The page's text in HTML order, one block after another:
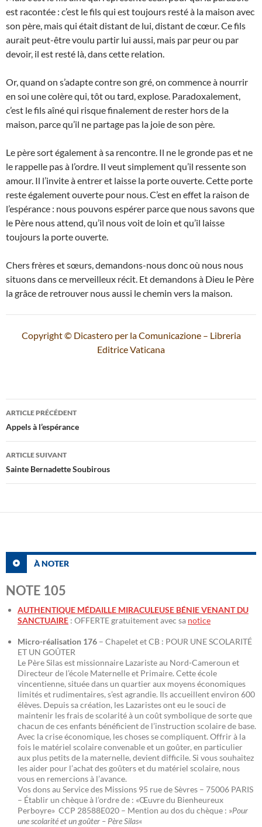
est racontée : c’est le fils qui est toujours resté à la maison avec
son père, mais qui était distant de lui, distant de cœur. Ce fils
aurait peut-être voulu partir lui aussi, mais par peur ou par
devoir, il est resté là, dans cette relation.
Or, quand on s’adapte contre son gré, on commence à nourrir
en soi une colère qui, tôt ou tard, explose. Paradoxalement,
c’est le fils aîné qui risque finalement de rester hors de la
maison, parce qu’il ne partage pas la joie de son père.
Le père sort également à sa rencontre. Il ne le gronde pas et ne
le rappelle pas à l’ordre. Il veut simplement qu’il ressente son
amour. Il l’invite à entrer et laisse la porte ouverte. Cette porte
reste également ouverte pour nous. C’est en effet la raison de
l’espérance : nous pouvons espérer parce que nous savons que
le Père nous attend, qu’il nous voit de loin et qu’il laisse
toujours la porte ouverte.
Chers frères et sœurs, demandons-nous donc où nous nous
situons dans ce merveilleux récit. Et demandons à Dieu le Père
la grâce de retrouver nous aussi le chemin vers la maison.
Copyright © Dicastero per la Comunicazione – Libreria
Editrice Vaticana
Navigation
des
articles
ARTICLE PRÉCÉDENT
Appels à l’espérance
ARTICLE SUIVANT
Sainte Bernadette Soubirous
À NOTER
NOTE 105
AUTHENTIQUE MÉDAILLE MIRACULEUSE BÉNIE VENANT DU
SANCTUAIRE : OFFERTE gratuitement avec sa notice
Micro-réalisation 176 – Chapelet et CB : POUR UNE SCOLARITÉ
ET UN GOÛTER
Le Père Silas est missionnaire Lazariste au Nord-Cameroun et
Directeur de l’école Maternelle et Primaire. Cette école
vincentienne, située dans un quartier aux moyens économiques
limités et rudimentaires, s’est agrandie. Ils accueillent environ 600
élèves. Depuis sa création, les Lazaristes ont eu le souci de
maintenir les frais de scolarité à un coût symbolique de sorte que
chacun de ces enfants bénéficient de l’instruction scolaire de base.
Avec la crise économique, les choses se compliquent. Offrir à la
fois le matériel scolaire convenable et un goûter, en particulier
aux plus petits de la maternelle, devient difficile. Si vous souhaitez
les aider pour l’achat des goûters et du matériel scolaire, nous
vous en remercions à l’avance.
Vos dons au Service des Missions 95 rue de Sèvres – 75006 PARIS
– Établir un chèque à l’ordre de : «Œuvre du Bienheureux
Perboyre» CCP 28588E020 – Mention au dos du chèque : »Pour
une scolarité et un goûter – Père Silas«